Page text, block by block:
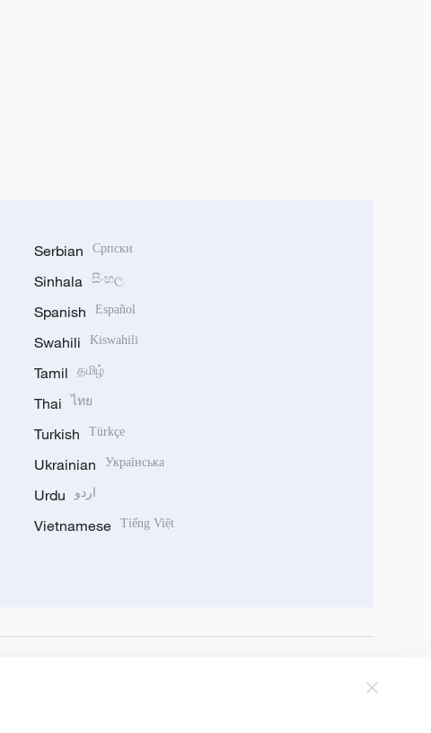
Serbian Српски
Sinhala සිංහල
Spanish Español
Swahili Kiswahili
Tamil தமிழ்
Thai ไทย
Turkish Türkçe
Ukrainian Українська
Urdu اردو
Vietnamese Tiếng Việt